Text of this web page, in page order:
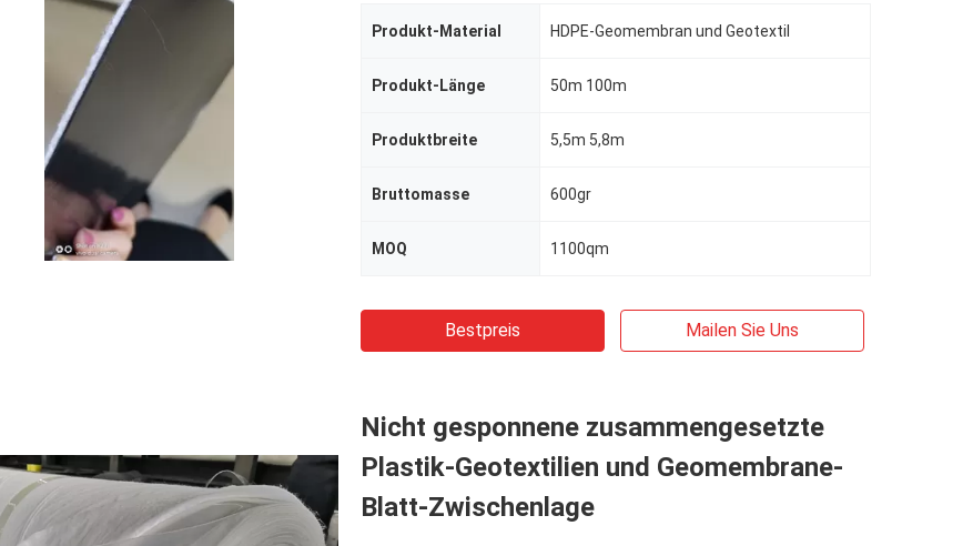
Produkt-Material HDPE-Geomembran und Geotextil
Produkt-Länge 50m 100m
Produktbreite 5,5m 5,8m
Bruttomasse 600gr
MOQ 1100qm
Bestpreis Mailen Sie Uns
Nicht gesponnene zusammengesetzte
Plastik-Geotextilien und Geomembrane-
Blatt-Zwischenlage